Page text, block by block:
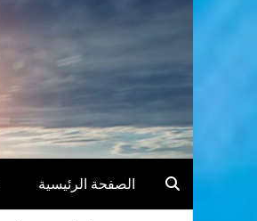
الصفحة الرئيسية